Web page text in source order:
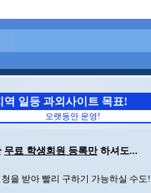
차** 포항공과대 , 신** 포항공과대
문** 포항공과대 , 김** 세멜바이스
권** 포항공과대 , 전** 포항공과대
민** 영남대 , 이** 서강대
이** 포항공과대 , 정** 포항공과대
김** 포항공과대
역 일등 과외사이트 목표!
오랫동안 운영!
무료 학생회원 등록만하셔도...
을 받아 빨리 구하기 가능하실 수도!